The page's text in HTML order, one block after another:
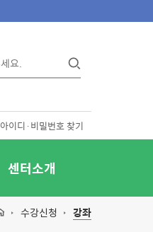
아이디·비밀번호 찾기
센터소개
수강신청 강좌